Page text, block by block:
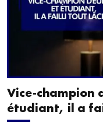
Vice-champion
étudiant, il a